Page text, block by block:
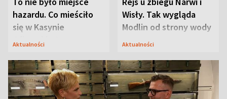
hazardu. Co mieściło
się w Kasynie
Oficerskim?
Aktualności
Wisły. Tak wygląda
Modlin od strony wody
Aktualności